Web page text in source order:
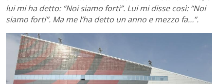
lui mi ha detto: “Noi siamo forti”. Lui mi disse così: “Noi
siamo forti”. Ma me l’ha detto un anno e mezzo fa…”.